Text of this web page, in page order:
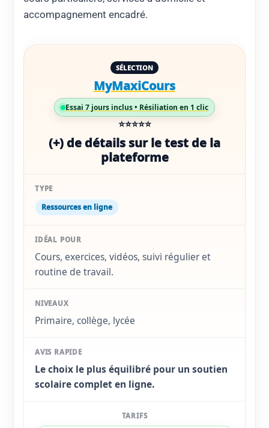
accompagnement encadré.
MyMaxiCours
Essai 7 jours inclus • Résiliation en 1 clic
⭐⭐⭐⭐⭐
(+) de détails sur le test de la
plateforme
Ressources en ligne
Cours, exercices, vidéos, suivi régulier et
routine de travail.
Primaire, collège, lycée
Le choix le plus équilibré pour un soutien
scolaire complet en ligne.